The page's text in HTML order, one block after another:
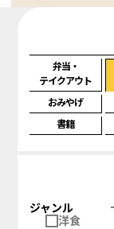
弁当・
テイクアウト
おみやげ
書籍
ジャンル
洋食